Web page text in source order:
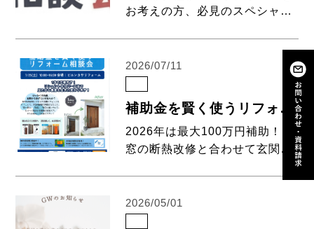
お考えの方、必見のスペシャル
滋賀ショールームにて、見て・
触れて・体感できる体験型リフ
ォームイベント「ビエンカサ リ
フォーム相談会 […]
2026/07/11
補助金を賢く使うリフォーム相談会
2026年は最大100万円補助！
窓の断熱改修と合わせて玄関リ
金の対象になります！ 最大100
万円補助！】7/25（土）補助金
2026/05/01